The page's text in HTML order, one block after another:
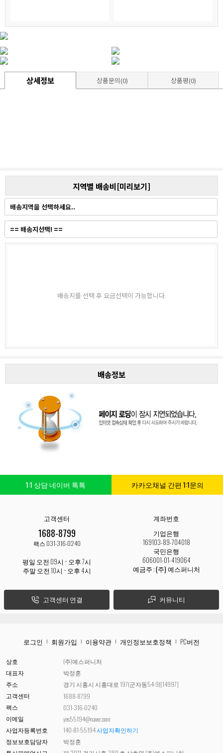
상세정보 상품문의(0) 상품평(0)
지역별 배송비[미리보기]
배송지를 선택 후 요금선택이 가능합니다.
배송정보
1:1 상담 네이버 톡톡 카카오채널 간편 1:1문의
고객센터
1688-8799
팩스 031-316-0240
평일 오전 09시 ~ 오후 7시
주말 오전 10시 ~ 오후 4시
고객센터 연결
계좌번호
기업은행
169103-89-704018
국민은행
606001-01-419064
예금주 :(주) 예스퍼니처
커뮤니티
로그인 회원가입 이용약관 개인정보보호정책 PC버전
상호
(주)예스퍼니처
대표자
박정훈
주소
경기 시흥시 시흥대로 197(군자동54-9)[14997]
고객센터
1688-8799
팩스
031-316-0240
이메일
yes55194@naver.com
사업자등록번호
140-81-55194사업자확인하기
정보보호담당자
박정훈